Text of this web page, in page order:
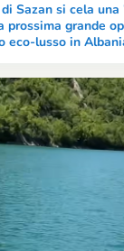
Sazan si cela
prossima grande
eco-lusso in